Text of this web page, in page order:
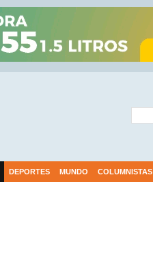
DEPORTES MUNDO COLUMNISTAS